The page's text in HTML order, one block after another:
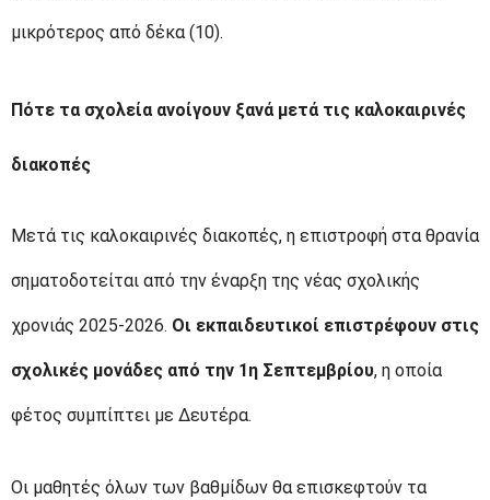
μικρότερος από δέκα (10).
Πότε τα σχολεία ανοίγουν ξανά μετά τις καλοκαιρινές
διακοπές
Μετά τις καλοκαιρινές διακοπές, η επιστροφή στα θρανία
σηματοδοτείται από την έναρξη της νέας σχολικής
χρονιάς 2025-2026. Οι εκπαιδευτικοί επιστρέφουν στις
σχολικές μονάδες από την 1η Σεπτεμβρίου, η οποία
φέτος συμπίπτει με Δευτέρα.
Οι μαθητές όλων των βαθμίδων θα επισκεφτούν τα